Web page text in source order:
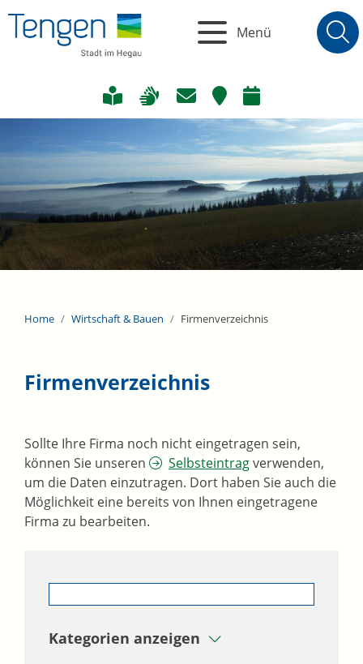
Menü
Home Wirtschaft & Bauen Firmenverzeichnis
Firmenverzeichnis
Sollte Ihre Firma noch nicht eingetragen sein,
können Sie unseren
Selbsteintragverwenden,
um die Daten einzutragen. Dort haben Sie auch die
Möglichkeit eine bereits von Ihnen eingetragene
Firma zu bearbeiten.
Kategorien anzeigen